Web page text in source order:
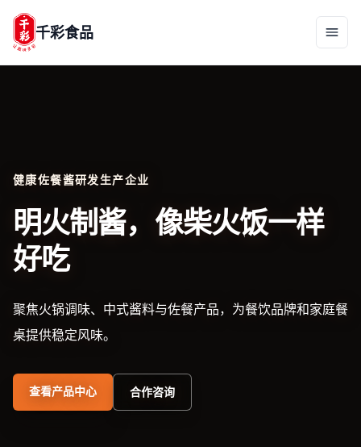
千彩食品
健康佐餐酱研发生产企业
明火制酱，像柴火饭一样
好吃
聚焦火锅调味、中式酱料与佐餐产品，为餐饮品牌和家庭餐
桌提供稳定风味。
查看产品中心 合作咨询